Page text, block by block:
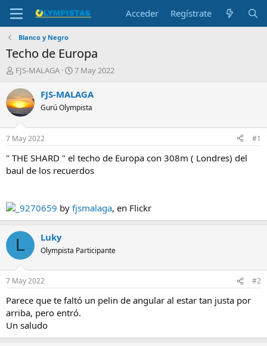
Acceder Regístrate
Blanco y Negro
Techo de Europa
I
i
c
i
a
d
o
r
e
e
m
a
FJS-MALAGA
F
c
a
i
n
c
7 May 2022
FJS-MALAGA
Gurú Olympista
7 May 2022 #1
" THE SHARD " el techo de Europa con 308m ( Londres) del
baul de los recuerdos
_9270659 by fjsmalaga, en Flickr
L Luky
Olympista Participante
7 May 2022 #2
Parece que te faltó un pelin de angular al estar tan justa por
arriba, pero entró.
Un saludo